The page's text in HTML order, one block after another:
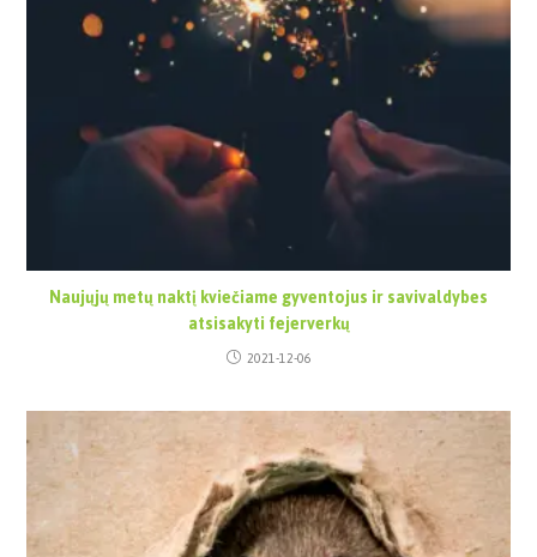
Naujųjų metų naktį kviečiame gyventojus ir savivaldybes
atsisakyti fejerverkų
2021-12-06